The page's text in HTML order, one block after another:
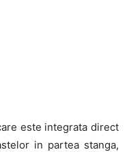
este integrata direct
in partea stanga,